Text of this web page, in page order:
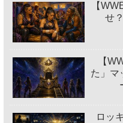
【
せ
【
た」マ
ロッ